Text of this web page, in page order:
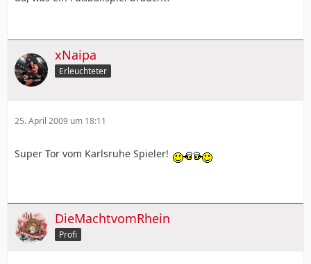
xNaipa
Erleuchteter
25. April 2009 um 18:11
Super Tor vom Karlsruhe Spieler!
DieMachtvomRhein
Profi